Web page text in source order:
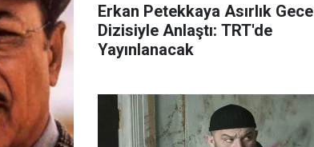
Erkan Petekkaya Asırlık Gece
Dizisiyle Anlaştı: TRT'de
Yayınlanacak